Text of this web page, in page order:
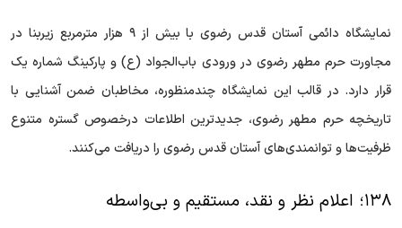
نمایشگاه دائمی آستان قدس رضوی با بیش از ۹ هزار مترمربع زیربنا در
مجاورت حرم مطهر رضوی در ورودی باب‌الجواد (ع) و پارکینگ شماره یک
قرار دارد. در قالب این نمایشگاه چندمنظوره، مخاطبان ضمن آشنایی با
تاریخچه حرم مطهر رضوی، جدیدترین اطلاعات درخصوص گستره متنوع
ظرفیت‌ها و توانمندی‌های آستان قدس رضوی را دریافت می‌کنند.
۱۳۸؛ اعلام نظر و نقد، مستقیم و بی‌واسطه